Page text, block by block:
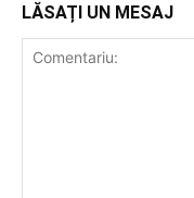
LĂSAȚI UN MESAJ